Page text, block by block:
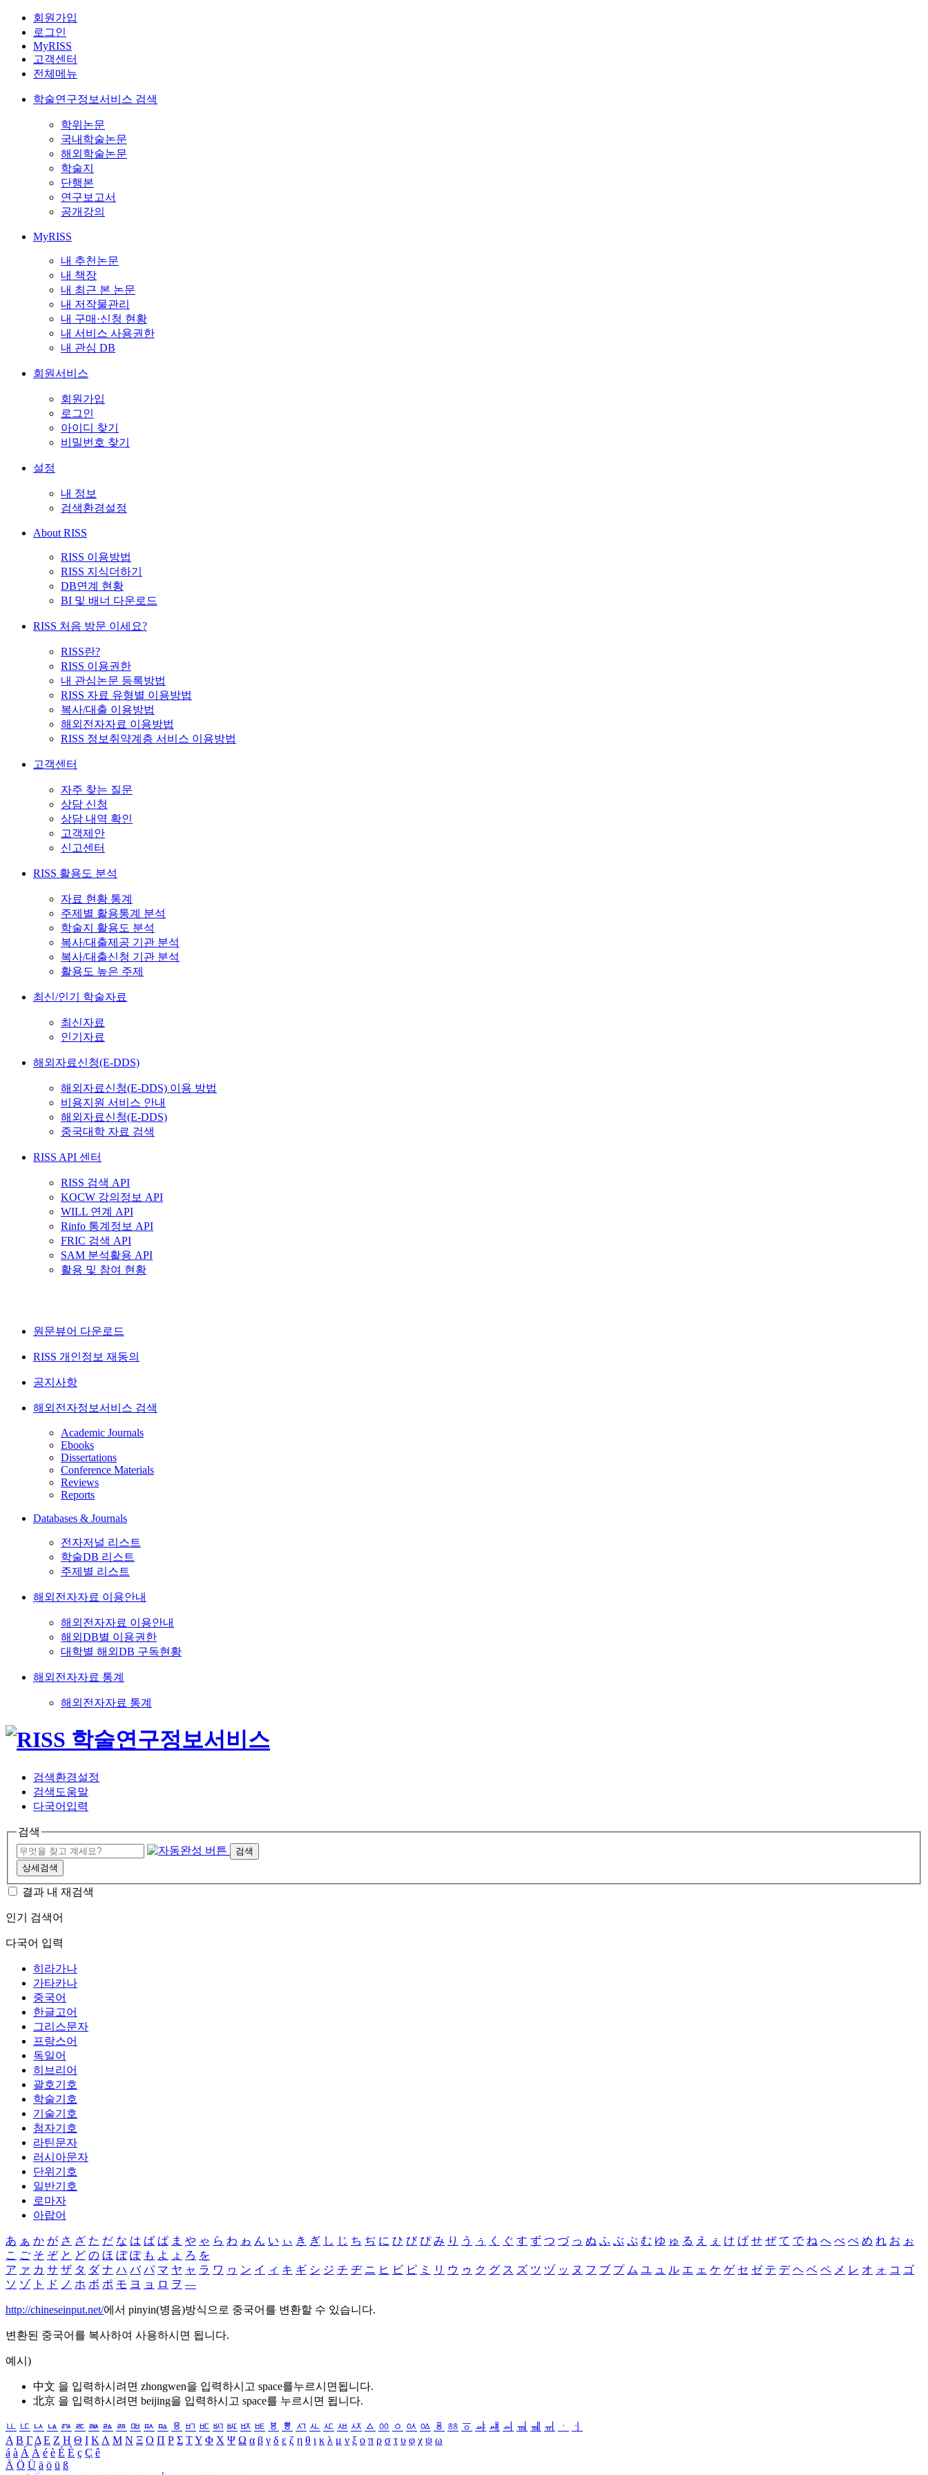
회원가입
로그인
MyRISS
고객센터
전체메뉴
학술연구정보서비스 검색
학위논문
국내학술논문
해외학술논문
학술지
단행본
연구보고서
공개강의
MyRISS
내 추천논문
내 책장
내 최근 본 논문
내 저작물관리
내 구매·신청 현황
내 서비스 사용권한
내 관심 DB
회원서비스
회원가입
로그인
아이디 찾기
비밀번호 찾기
설정
내 정보
검색환경설정
About RISS
RISS 이용방법
RISS 지식더하기
DB연계 현황
BI 및 배너 다운로드
RISS 처음 방문 이세요?
RISS란?
RISS 이용권한
내 관심논문 등록방법
RISS 자료 유형별 이용방법
복사/대출 이용방법
해외전자자료 이용방법
RISS 정보취약계층 서비스 이용방법
고객센터
자주 찾는 질문
상담 신청
상담 내역 확인
고객제안
신고센터
RISS 활용도 분석
자료 현황 통계
주제별 활용통계 분석
학술지 활용도 분석
복사/대출제공 기관 분석
복사/대출신청 기관 분석
활용도 높은 주제
최신/인기 학술자료
최신자료
인기자료
해외자료신청(E-DDS)
해외자료신청(E-DDS) 이용 방법
비용지원 서비스 안내
해외자료신청(E-DDS)
중국대학 자료 검색
RISS API 센터
RISS 검색 API
KOCW 강의정보 API
WILL 연계 API
Rinfo 통계정보 API
FRIC 검색 API
SAM 분석활용 API
활용 및 참여 현황
원문뷰어 다운로드
RISS 개인정보 재동의
공지사항
해외전자정보서비스 검색
Academic Journals
Ebooks
Dissertations
Conference Materials
Reviews
Reports
Databases & Journals
전자저널 리스트
학술DB 리스트
주제별 리스트
해외전자자료 이용안내
해외전자자료 이용안내
해외DB별 이용권한
대학별 해외DB 구독현황
해외전자자료 통계
해외전자자료 통계
검색환경설정
검색도움말
다국어입력
검색
검색
상세검색
결과 내 재검색
인기 검색어
다국어 입력
히라가나
가타카나
중국어
한글고어
그리스문자
프랑스어
독일어
히브리어
괄호기호
학술기호
기술기호
첨자기호
라틴문자
러시아문자
단위기호
일반기호
로마자
아랍어
あ ぁ か が さ ざ た だ な は ば ぱ ま や ゃ ら わ ゎ ん い ぃ き ぎ し じ ち ぢ に ひ び ぴ み り う ぅ く ぐ す ず つ づ っ ぬ ふ ぶ ぷ む ゆ ゅ る え ぇ け げ せ ぜ て で ね へ べ ぺ め れ お ぉ
こ ご そ ぞ と ど の ほ ぼ ぽ も よ ょ ろ を
ア ァ カ サ ザ タ ダ ナ ハ バ パ マ ヤ ャ ラ ワ ヮ ン イ ィ キ ギ シ ジ チ ヂ ニ ヒ ビ ピ ミ リ ウ ゥ ク グ ス ズ ツ ヅ ッ ヌ フ ブ プ ム ユ ュ ル エ ェ ケ ゲ セ ゼ テ デ ヘ ベ ペ メ レ オ ォ コ ゴ
ソ ゾ ト ド ノ ホ ボ ポ モ ヨ ョ ロ ヲ ―
http://chineseinput.net/에서 pinyin(병음)방식으로 중국어를 변환할 수 있습니다.
변환된 중국어를 복사하여 사용하시면 됩니다.
예시)
中文 을 입력하시려면 zhongwen을 입력하시고 space를누르시면됩니다.
北京 을 입력하시려면 beijing을 입력하시고 space를 누르시면 됩니다.
ㅥ ㅦ ㅧ ㅨ ㅩ ㅪ ㅫ ㅬ ㅭ ㅮ ㅯ ㅰ ㅱ ㅲ ㅳ ㅴ ㅵ ㅶ ㅷ ㅸ ㅹ ㅺ ㅻ ㅼ ㅽ ㅾ ㅿ ㆀ ㆁ ㆂ ㆃ ㆄ ㆅ ㆆ ㆇ ㆈ ㆉ ㆊ ㆋ ㆌ ㆍ
ㆎ
Α Β ΓΔ Ε Ζ Η Θ Ι ΚΛ Μ Ν Ξ Ο Π Ρ Σ ΤΥ Φ Χ Ψ Ω α β γ δ ε ζ η θ ι κ λ μ ν ξ ο π ρ σ τ υ φ χ ψ ω
á à Á À é è É È ç Ç ê
Ä Ö Ü ä ö ü ß